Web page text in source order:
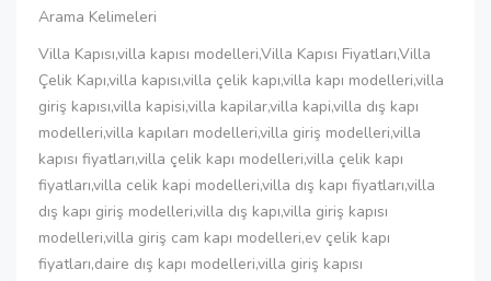
Arama Kelimeleri
Villa Kapısı,villa kapısı modelleri,Villa Kapısı Fiyatları,Villa
Çelik Kapı,villa kapısı,villa çelik kapı,villa kapı modelleri,villa
giriş kapısı,villa kapisi,villa kapilar,villa kapi,villa dış kapı
modelleri,villa kapıları modelleri,villa giriş modelleri,villa
kapısı fiyatları,villa çelik kapı modelleri,villa çelik kapı
fiyatları,villa celik kapi modelleri,villa dış kapı fiyatları,villa
dış kapı giriş modelleri,villa dış kapı,villa giriş kapısı
modelleri,villa giriş cam kapı modelleri,ev çelik kapı
fiyatları,daire dış kapı modelleri,villa giriş kapısı